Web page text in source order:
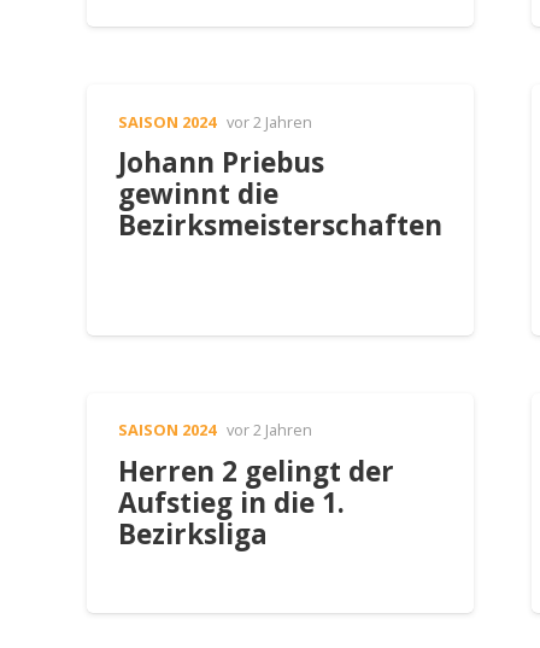
SAISON 2024 vor 2 Jahren
Johann Priebus
gewinnt die
Bezirksmeisterschaften
SAISON 2024 vor 2 Jahren
Herren 2 gelingt der
Aufstieg in die 1.
Bezirksliga